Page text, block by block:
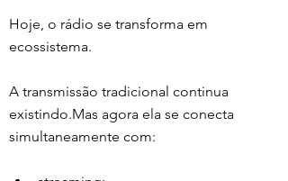
Hoje, o rádio se transforma em
ecossistema.
A transmissão tradicional continua
existindo.Mas agora ela se conecta
simultaneamente com: